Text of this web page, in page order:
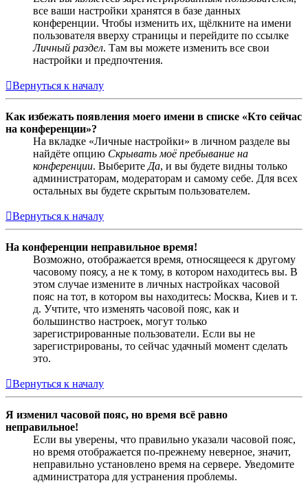
все ваши настройки хранятся в базе данных
конференции. Чтобы изменить их, щёлкните на имени
пользователя вверху страницы и перейдите по ссылке
Личный раздел. Там вы можете изменить все свои
настройки и предпочтения.
Вернуться к началу
Как избежать появления моего имени в списке «Кто сейчас
на конференции»?
На вкладке «Личные настройки» в личном разделе вы
найдёте опцию Скрывать моё пребывание на
конференции. Выберите Да, и вы будете видны только
администраторам, модераторам и самому себе. Для всех
остальных вы будете скрытым пользователем.
Вернуться к началу
На конференции неправильное время!
Возможно, отображается время, относящееся к другому
часовому поясу, а не к тому, в котором находитесь вы. В
этом случае измените в личных настройках часовой
пояс на тот, в котором вы находитесь: Москва, Киев и т.
д. Учтите, что изменять часовой пояс, как и
большинство настроек, могут только
зарегистрированные пользователи. Если вы не
зарегистрированы, то сейчас удачный момент сделать
это.
Вернуться к началу
Я изменил часовой пояс, но время всё равно
неправильное!
Если вы уверены, что правильно указали часовой пояс,
но время отображается по-прежнему неверное, значит,
неправильно установлено время на сервере. Уведомите
администратора для устранения проблемы.